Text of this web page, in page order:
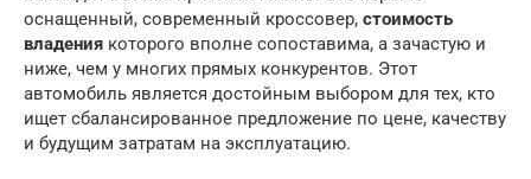
оснащенный, современный кроссовер, стоимость
владения которого вполне сопоставима, а зачастую и
ниже, чем у многих прямых конкурентов. Этот
автомобиль является достойным выбором для тех, кто
ищет сбалансированное предложение по цене, качеству
и будущим затратам на эксплуатацию.